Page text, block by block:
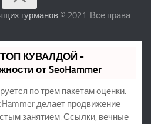
гурманов © 2021. Все права
ТОП КУВАЛДОЙ -
от SeoHammer
по трем пакетам оценки:
делает продвижение
занятием. Ссылки, вечные